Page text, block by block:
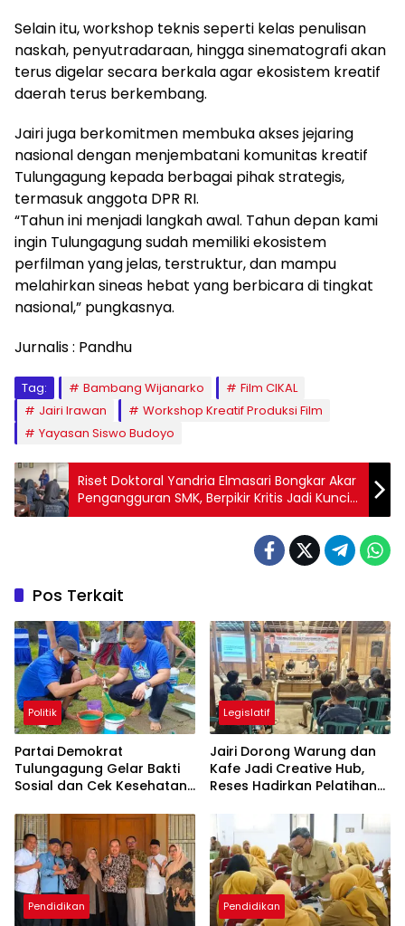
Selain itu, workshop teknis seperti kelas penulisan
naskah, penyutradaraan, hingga sinematografi akan
terus digelar secara berkala agar ekosistem kreatif
daerah terus berkembang.
Jairi juga berkomitmen membuka akses jejaring
nasional dengan menjembatani komunitas kreatif
Tulungagung kepada berbagai pihak strategis,
termasuk anggota DPR RI.
“Tahun ini menjadi langkah awal. Tahun depan kami
ingin Tulungagung sudah memiliki ekosistem
perfilman yang jelas, terstruktur, dan mampu
melahirkan sineas hebat yang berbicara di tingkat
nasional,” pungkasnya.
Jurnalis : Pandhu
Tag: Bambang Wijanarko
Film CIKAL
Jairi Irawan
Workshop Kreatif Produksi Film
Yayasan Siswo Budoyo
Riset Doktoral Yandria Elmasari Bongkar Akar
Pengangguran SMK, Berpikir Kritis Jadi Kunci
Masa Depan
Pos Terkait
Politik
Partai Demokrat
Tulungagung Gelar Bakti
Sosial dan Cek Kesehatan
Legislatif
Jairi Dorong Warung dan
Kafe Jadi Creative Hub,
Reses Hadirkan Pelatihan
Pendidikan Pendidikan